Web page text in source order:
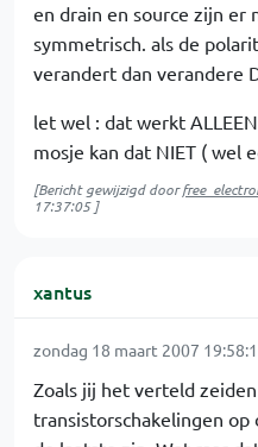
en drain en source zijn er
symmetrisch. als de
verandert dan verandere
let wel : dat werkt
mosje kan dat NIET ( wel
[Bericht gewijzigd door
17:37:05]
xantus
zondag 18 maart 2007
Zoals jij het verteld
transistorschakelingen